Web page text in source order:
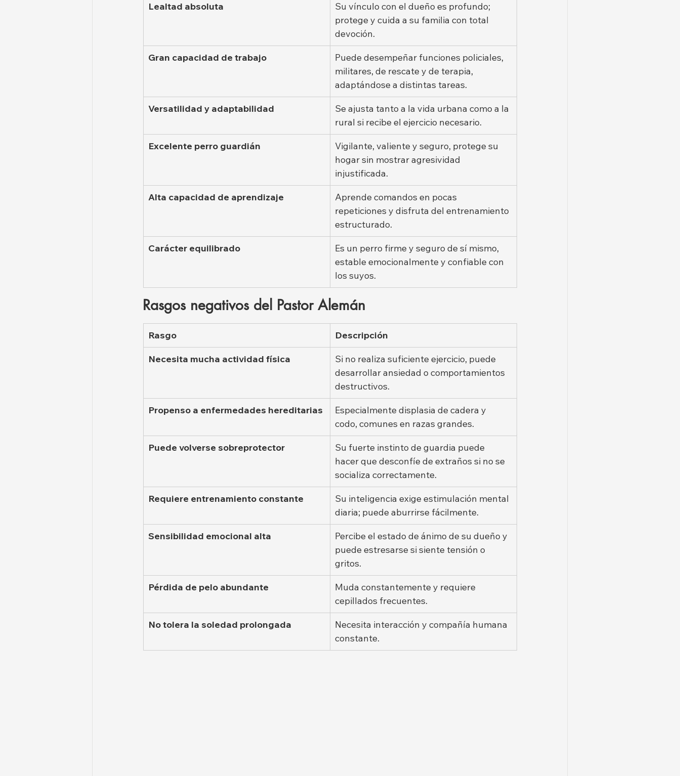
Lealtad absoluta
Su vínculo con el dueño es profundo;
protege y cuida a su familia con total
devoción.
Gran capacidad de trabajo
Puede desempeñar funciones policiales,
militares, de rescate y de terapia,
adaptándose a distintas tareas.
Versatilidad y adaptabilidad
Se ajusta tanto a la vida urbana como a la
rural si recibe el ejercicio necesario.
Excelente perro guardián
Vigilante, valiente y seguro, protege su
hogar sin mostrar agresividad
injustificada.
Alta capacidad de aprendizaje
Aprende comandos en pocas
repeticiones y disfruta del entrenamiento
estructurado.
Carácter equilibrado
Es un perro firme y seguro de sí mismo,
estable emocionalmente y confiable con
los suyos.
Rasgos negativos del Pastor Alemán
Rasgo Descripción
Necesita mucha actividad física
Si no realiza suficiente ejercicio, puede
desarrollar ansiedad o comportamientos
destructivos.
Propenso a enfermedades hereditarias
Especialmente displasia de cadera y
codo, comunes en razas grandes.
Puede volverse sobreprotector
Su fuerte instinto de guardia puede
hacer que desconfíe de extraños si no se
socializa correctamente.
Requiere entrenamiento constante
Su inteligencia exige estimulación mental
diaria; puede aburrirse fácilmente.
Sensibilidad emocional alta
Percibe el estado de ánimo de su dueño y
puede estresarse si siente tensión o
gritos.
Pérdida de pelo abundante
Muda constantemente y requiere
cepillados frecuentes.
No tolera la soledad prolongada
Necesita interacción y compañía humana
constante.